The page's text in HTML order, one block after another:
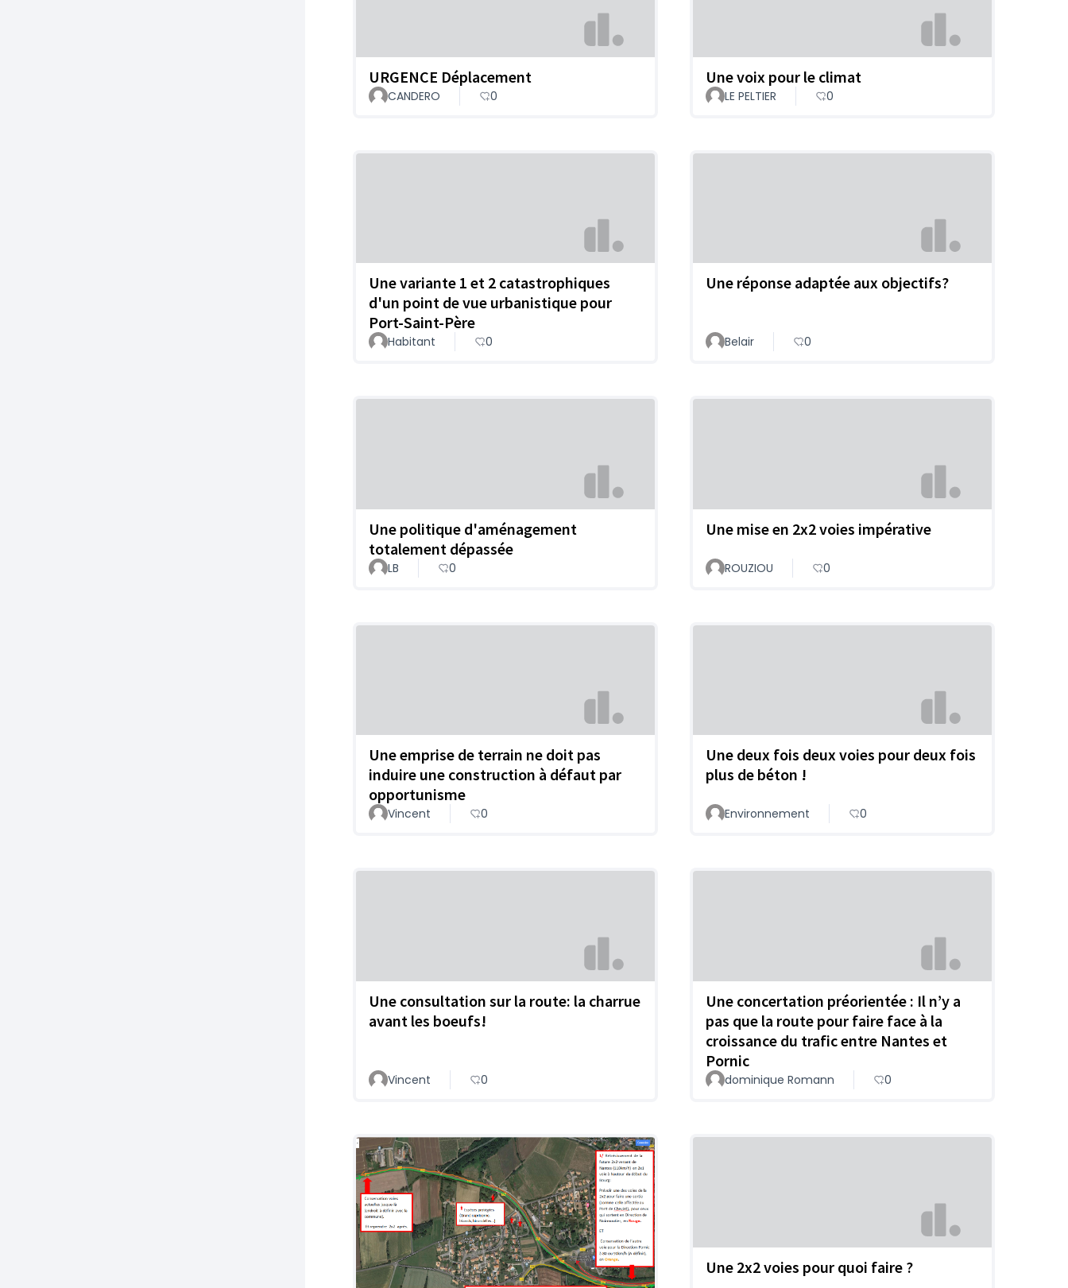
URGENCE Déplacement
CANDERO 0
Une voix pour le climat
LE PELTIER 0
Une variante 1 et 2 catastrophiques
d'un point de vue urbanistique pour
Port-Saint-Père
Habitant 0
Une réponse adaptée aux objectifs?
Belair 0
Une politique d'aménagement
totalement dépassée
LB 0
Une mise en 2x2 voies impérative
ROUZIOU 0
Une emprise de terrain ne doit pas
induire une construction à défaut par
opportunisme
Vincent 0
Une deux fois deux voies pour deux fois
plus de béton !
Environnement 0
Une consultation sur la route: la charrue
avant les boeufs!
Vincent 0
Une concertation préorientée : Il n’y a
pas que la route pour faire face à la
croissance du trafic entre Nantes et
Pornic
dominique Romann 0
Une 2x2 voies pour quoi faire ?